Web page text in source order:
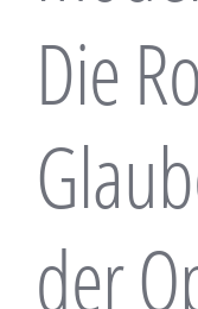
Die
der